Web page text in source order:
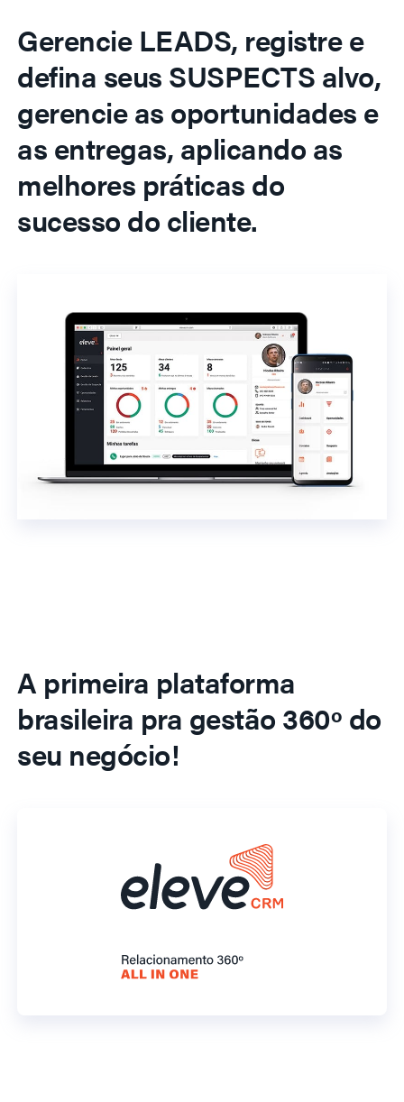
Gerencie LEADS, registre e
defina seus SUSPECTS alvo,
gerencie as oportunidades e
as entregas, aplicando as
melhores práticas do
sucesso do cliente.
A primeira plataforma
brasileira pra gestão 360º do
seu negócio!